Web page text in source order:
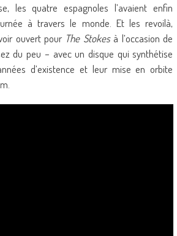
les quatre espagnoles l’avaient enfin
à travers le monde. Et les revoilà,
ouvert pour The Stokesà l’occasion de
du peu – avec un disque qui synthétise
d’existence et leur mise en orbite